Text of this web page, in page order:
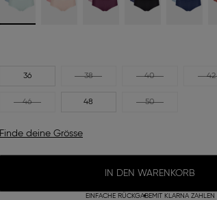
36 38 40 42
46 48 50
Finde deine Grösse
IN DEN WARENKORB
EINFACHE RÜCKGABEMIT KLARNA ZAHLEN